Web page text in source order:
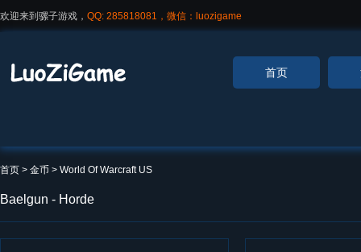
欢迎来到骡子游戏， QQ: 285818081，微信：luozigame
首页
首页 > 金币 > World Of Warcraft US
Baelgun - Horde